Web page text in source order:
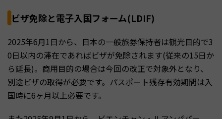
ビザ免除と電子入国フォーム(LDIF)
2025年6月1日から、日本の一般旅券保持者は観光目的で3
0日以内の滞在であればビザが免除されます(従来の15日か
ら延長)。商用目的の場合は今回の改正で対象外となり、
別途ビザの取得が必要です。パスポート残存有効期間は入
国時に6ヶ月以上必要です。